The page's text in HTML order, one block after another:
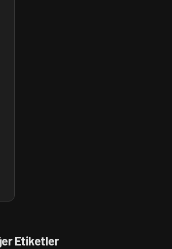
Etiketler